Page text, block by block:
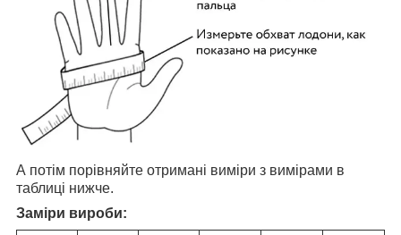
А потім порівняйте отримані виміри з вимірами в
таблиці нижче.
Заміри вироби: